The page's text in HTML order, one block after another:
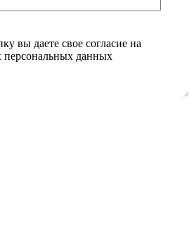
вы даете свое согласие на
персональных данных